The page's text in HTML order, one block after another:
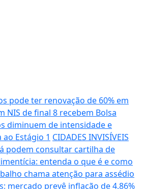
pode ter renovação de 60% em
NIS de final 8 recebem Bolsa
diminuem de intensidade e
Estágio 1 CIDADES INVISÍVEIS
podem consultar cartilha de
entenda o que é e como
chama atenção para assédio
mercado prevê inflação de 4,86%